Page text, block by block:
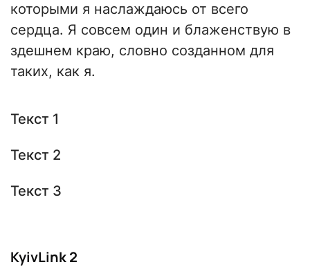
которыми я наслаждаюсь от всего
сердца. Я совсем один и блаженствую в
здешнем краю, словно созданном для
таких, как я.
Текст 1
Текст 2
Текст 3
KyivLink 2